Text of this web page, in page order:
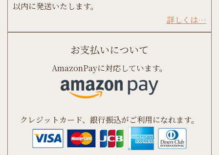
以内に発送いたします。
詳しくは…
お支払いについて
AmazonPayに対応しています。
クレジットカード、銀行振込がご利用になれます。